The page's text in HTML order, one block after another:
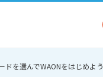
ドを選んでWAONをはじめよう